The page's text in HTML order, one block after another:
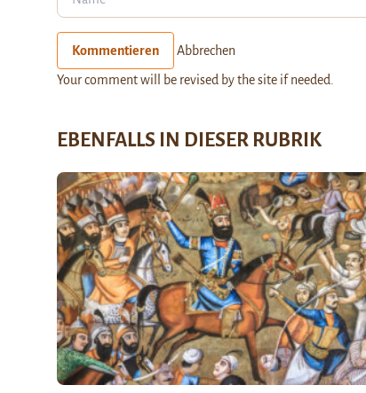
Kommentieren Abbrechen
Your comment will be revised by the site if needed.
EBENFALLS IN DIESER RUBRIK